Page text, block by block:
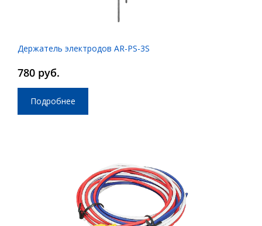
Держатель электродов AR-PS-3S
780 руб.
Подробнее